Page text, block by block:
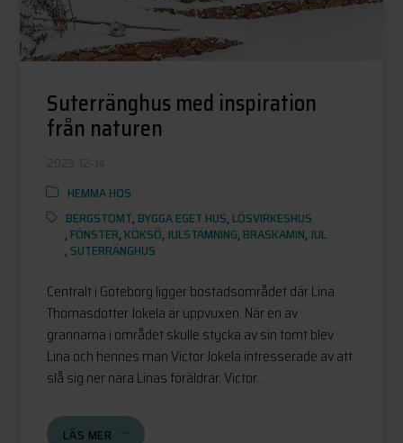
Suterränghus med inspiration
från naturen
2023-12-14
HEMMA HOS
BERGSTOMT, BYGGA EGET HUS, LÖSVIRKESHUS
, FÖNSTER, KÖKSÖ,JULSTÄMNING, BRASKAMIN,JUL
, SUTERRÄNGHUS
Centralt i Göteborg ligger bostadsområdet där Lina
Thomasdotter Jokela är uppvuxen. När en av
grannarna i området skulle stycka av sin tomt blev
Lina och hennes man Victor Jokela intresserade av att
slå sig ner nära Linas föräldrar. Victor...
LÄS MER